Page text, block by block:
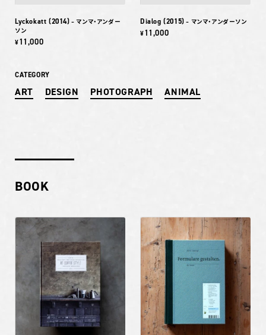
Lyckokatt (2014) – マンマ・アンダー
ソン
¥11,000
Dialog (2015) – マンマ・アンダーソン
¥11,000
CATEGORY
ART DESIGN PHOTOGRAPH ANIMAL
BOOK